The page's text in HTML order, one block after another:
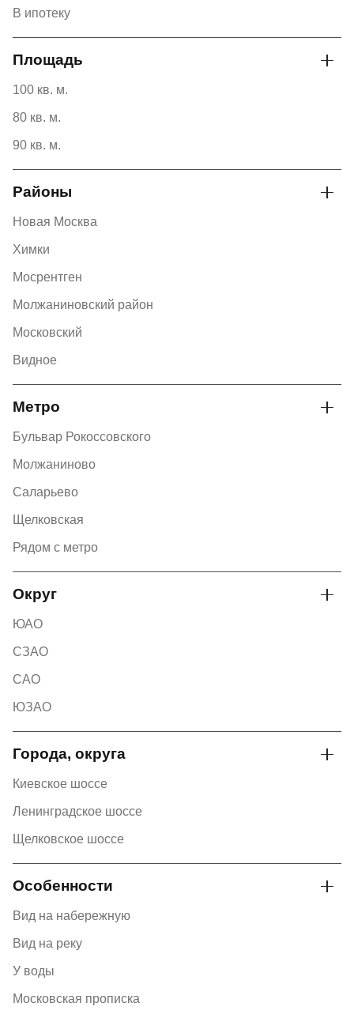
В ипотеку
Площадь
100 кв. м.
80 кв. м.
90 кв. м.
Районы
Новая Москва
Химки
Мосрентген
Молжаниновский район
Московский
Видное
Метро
Бульвар Рокоссовского
Молжаниново
Саларьево
Щелковская
Рядом с метро
Округ
ЮАО
СЗАО
САО
ЮЗАО
Города, округа
Киевское шоссе
Ленинградское шоссе
Щелковское шоссе
Особенности
Вид на набережную
Вид на реку
У воды
Московская прописка